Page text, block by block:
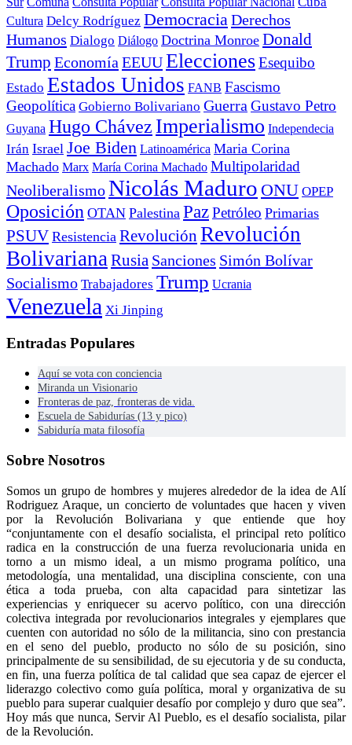
Cultura Delcy Rodríguez Democracia Derechos
Humanos Dialogo Diálogo Doctrina Monroe Donald
Trump Economía EEUUEleccionesEsequibo
Estado Estados Unidos FANB Fascismo
Geopolítica Gobierno Bolivariano Guerra Gustavo Petro
Guyana Hugo Chávez Imperialismo Independecia
Irán Israel Joe Biden Latinoamérica Maria Corina
Machado Marx María Corina Machado Multipolaridad
NeoliberalismoNicolás Maduro ONU OPEP
Oposición OTAN Palestina PazPetróleo Primarias
PSUV Resistencia Revolución Revolución
Bolivariana Rusia Sanciones Simón Bolívar
Socialismo Trabajadores Trump Ucrania
Venezuela Xi Jinping
Entradas Populares
Aquí se vota con conciencia
Miranda un Visionario
Fronteras de paz, fronteras de vida.
Escuela de Sabidurías (13 y pico)
Sabiduría mata filosofía
Sobre Nosotros
Somos un grupo de hombres y mujeres alrededor de la idea de Alí
Rodriguez Araque, un concierto de voluntades que hacen y viven
por la Revolución Bolivariana y que entiende que hoy
“conjuntamente con el desafío socialista, el principal reto político
radica en la construcción de una fuerza revolucionaria unida en
torno a un mismo ideal, a un mismo programa político, una
metodología, una mentalidad, una disciplina consciente, con una
ética a toda prueba, con alta capacidad para sintetizar las
experiencias y enriquecer su acervo político, con una dirección
colectiva integrada por revolucionarios integrales y ejemplares que
cuenten con autoridad no sólo de la militancia, sino con prestancia
en el seno del pueblo, producto no sólo de su posición, sino
principalmente de su sensibilidad, de su ejecutoria y de su conducta,
en fin, una fuerza política de tal calidad que sea capaz de ejercer el
liderazgo colectivo como guía política, moral y organizativa de su
pueblo para superar cualquier desafío por complejo y duro que sea”.
Hoy más que nunca, Servir Al Pueblo, es el desafío socialista, pilar
de la Revolución.